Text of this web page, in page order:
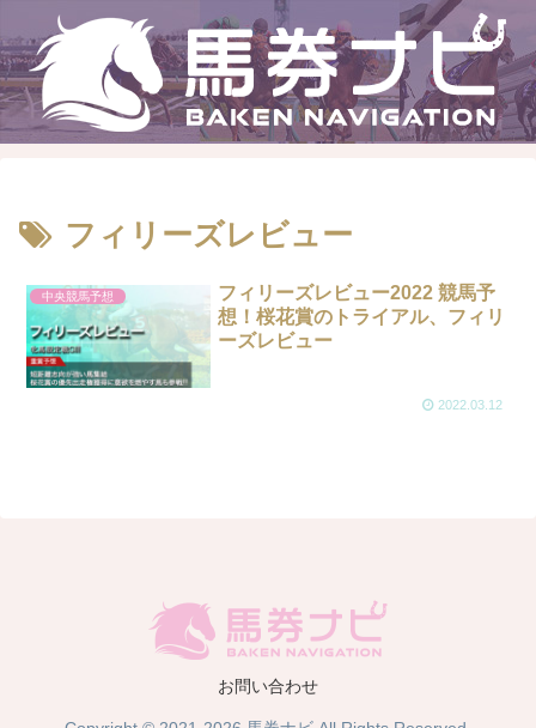
フィリーズレビュー
中央競馬予想
フィリーズレビュー2022 競馬予
想！桜花賞のトライアル、フィリ
ーズレビュー
2022.03.12
お問い合わせ